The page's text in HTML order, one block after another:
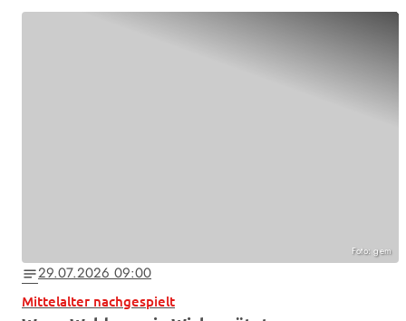
Foto: gem
notes29.07.2026 09:00
Mittelalter nachgespielt